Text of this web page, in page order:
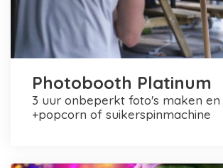
Photobooth Platinum
3 uur onbeperkt foto's maken en printen
+popcorn of suikerspinmachine